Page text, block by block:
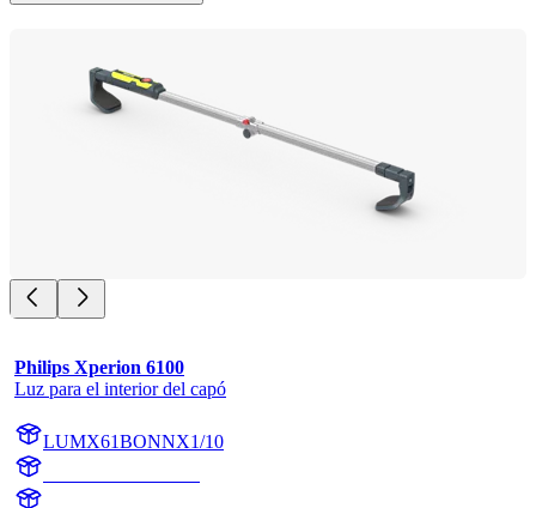
Philips Xperion 6100
Luz para el interior del capó
LUMX61BONNX1/10